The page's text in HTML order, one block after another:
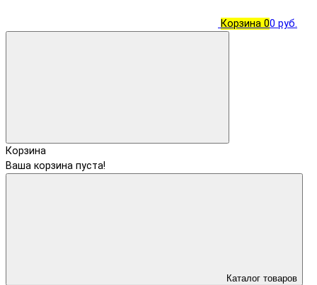
Корзина 00 руб.
Корзина
Ваша корзина пуста!
Каталог товаров